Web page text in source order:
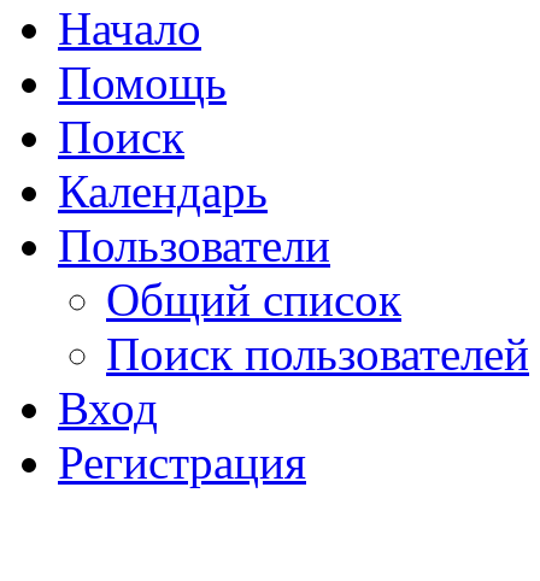
Начало
Помощь
Поиск
Календарь
Пользователи
Общий список
Поиск пользователей
Вход
Регистрация